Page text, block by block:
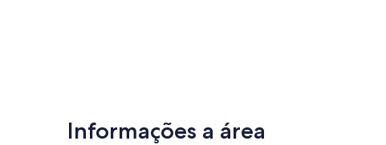
Informações a área